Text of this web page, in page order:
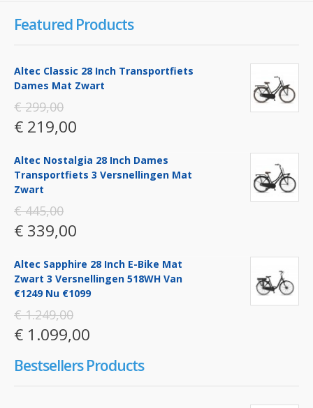
Featured Products
Altec Classic 28 Inch Transportfiets
Dames Mat Zwart
€ 299,00
€ 219,00
Altec Nostalgia 28 Inch Dames
Transportfiets 3 Versnellingen Mat
Zwart
€ 445,00
€ 339,00
Altec Sapphire 28 Inch E-Bike Mat
Zwart 3 Versnellingen 518WH Van
€1249 Nu €1099
€ 1.249,00
€ 1.099,00
Bestsellers Products